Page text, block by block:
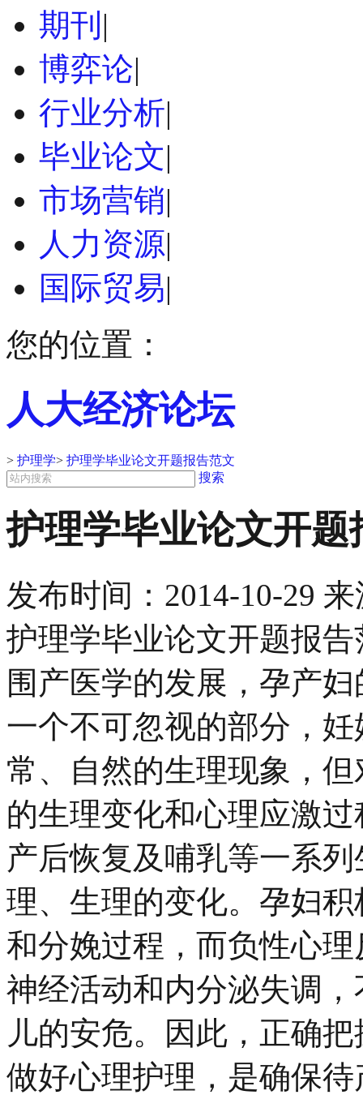
期刊 |
博弈论|
行业分析|
毕业论文|
市场营销|
人力资源|
国际贸易|
您的位置：
人大经济论坛
> 护理学> 护理学毕业论文开题报告范文
搜索
护理学毕业论文开题
发布时间： 2014-10-29 来
护理学毕业论文开题报
围产医学的发展，孕产
一个不可忽视的部分，
常、自然的生理现象，
的生理变化和心理应激
产后恢复及哺乳等一系
理、生理的变化。孕妇
和分娩过程，而负性心
神经活动和内分泌失调
儿的安危。因此，正确
做好心理护理，是确保